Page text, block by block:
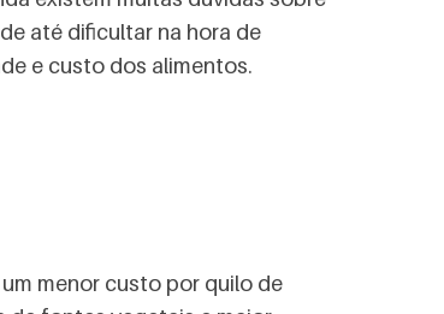
até dificultar na hora de
e custo dos alimentos.
menor custo por quilo de